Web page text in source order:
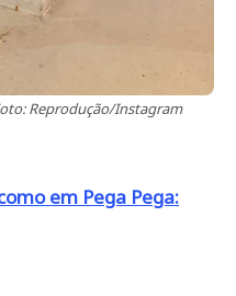
Reprodução/Instagram
em Pega Pega: